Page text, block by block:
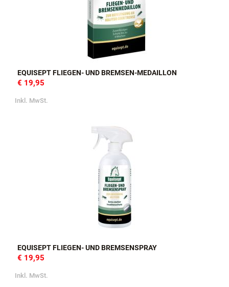
EQUISEPT FLIEGEN- UND BREMSEN-MEDAILLON
€ 19,95
Inkl. MwSt.
EQUISEPT FLIEGEN- UND BREMSENSPRAY
€ 19,95
Inkl. MwSt.